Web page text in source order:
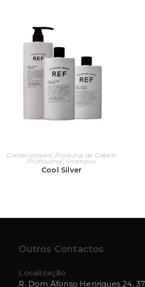
Condicionador, Produtos de Cabelo
Profissional Shampoo
Cool Silver
Outros Contactos
Localização
R. Dom Afonso Henriques 24,